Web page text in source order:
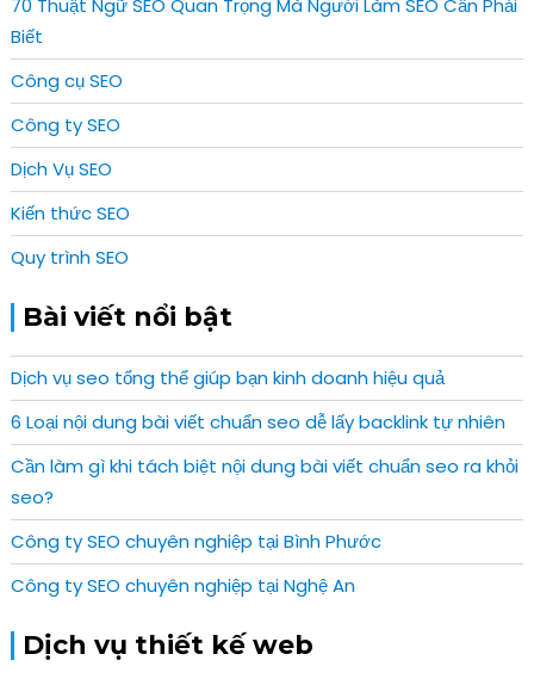
70 Thuật Ngữ SEO Quan Trọng Mà Người Làm SEO Cần Phải
Biết
Công cụ SEO
Công ty SEO
Dịch Vụ SEO
Kiến thức SEO
Quy trình SEO
Bài viết nổi bật
Dịch vụ seo tổng thể giúp bạn kinh doanh hiệu quả
6 Loại nội dung bài viết chuẩn seo dễ lấy backlink tự nhiên
Cần làm gì khi tách biệt nội dung bài viết chuẩn seo ra khỏi
seo?
Công ty SEO chuyên nghiệp tại Bình Phước
Công ty SEO chuyên nghiệp tại Nghệ An
Dịch vụ thiết kế web